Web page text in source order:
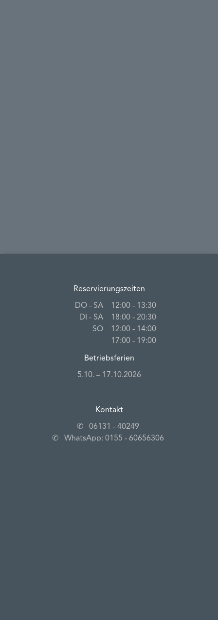
Reservierungszeiten
DO ‐ SA
12:00 ‐ 13:30
DI ‐ SA
18:00 ‐ 20:30
SO
12:00 ‐ 14:00
17:00 ‐ 19:00
Betriebsferien
5.10. – 17.10.2026
Kontakt
✆
06131 ‐ 40249
✆
WhatsApp: 0155 ‐ 60656306